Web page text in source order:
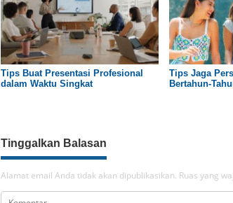
Tips Buat Presentasi Profesional
dalam Waktu Singkat
Tips Jaga
Bertahun-
Tinggalkan Balasan
Alamat email Anda tidak akan dipublikasikan. Ruas yang